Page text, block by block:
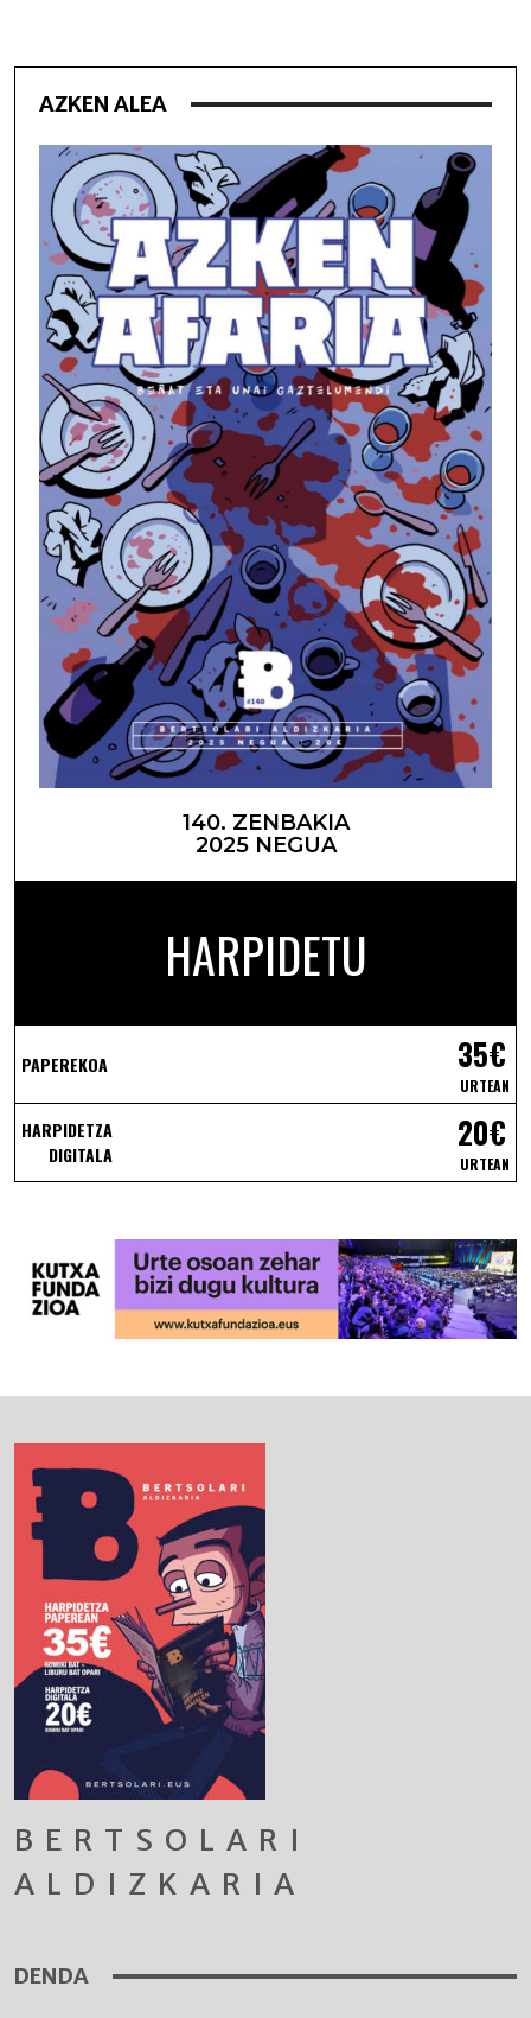
AZKEN ALEA
140. ZENBAKIA
2025 NEGUA
HARPIDETU
PAPEREKOA 35€
URTEAN
HARPIDETZA
DIGITALA
20€
URTEAN
BERTSOLARI
ALDIZKARIA
DENDA